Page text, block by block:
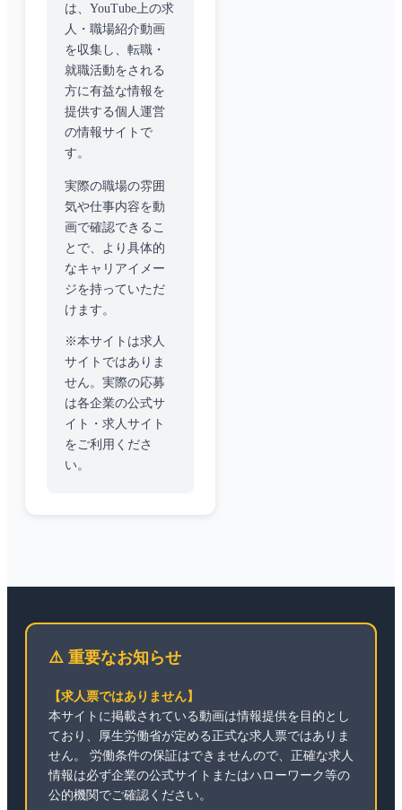
は、YouTube上の求
人・職場紹介動画
を収集し、転職・
就職活動をされる
方に有益な情報を
提供する個人運営
の情報サイトで
す。
実際の職場の雰囲
気や仕事内容を動
画で確認できるこ
とで、より具体的
なキャリアイメー
ジを持っていただ
けます。
※本サイトは求人
サイトではありま
せん。実際の応募
は各企業の公式サ
イト・求人サイト
をご利用くださ
い。
⚠️ 重要なお知らせ
【求人票ではありません】
本サイトに掲載されている動画は情報提供を目的とし
ており、厚生労働省が定める正式な求人票ではありま
せん。 労働条件の保証はできませんので、正確な求人
情報は必ず企業の公式サイトまたはハローワーク等の
公的機関でご確認ください。